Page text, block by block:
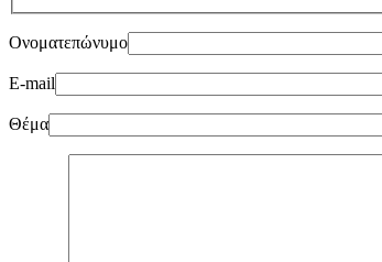
Ονοματεπώνυμο
E-mail
Θέμα